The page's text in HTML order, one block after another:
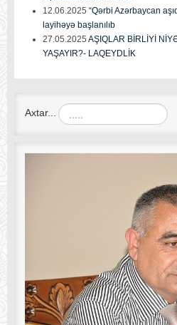
12.06.2025 “Qərbi Azərbaycan
layihəyə başlanılıb
27.05.2025 AŞIQLAR BİRLİYİ
YAŞAYIR?- LAQEYDLİK
Axtar...